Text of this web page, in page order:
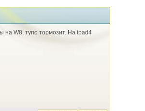
на W8, тупо тормозит. На ipad4